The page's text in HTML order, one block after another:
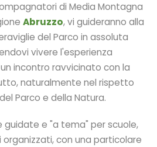
di Media Montagna
Abruzzo, vi guideranno alla
del Parco in assoluta
vivere l'esperienza
incontro ravvicinato con la
naturalmente nel rispetto
Parco e della Natura.
guidate e "a tema" per scuole,
organizzati, con una particolare